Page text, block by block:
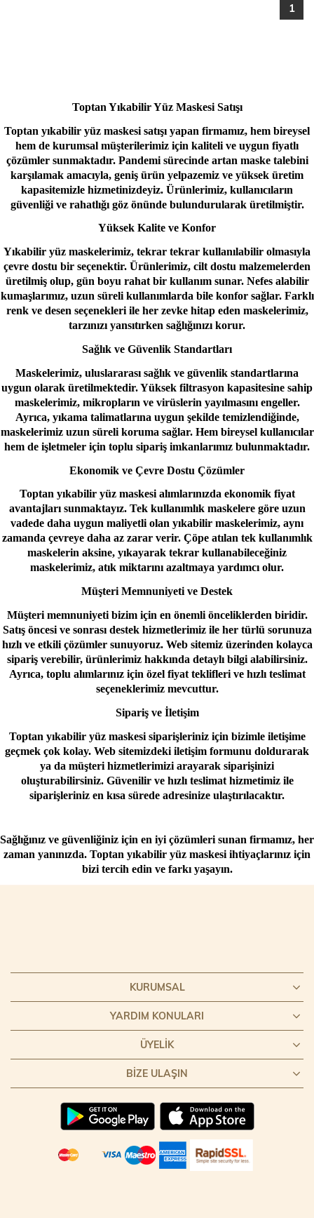
1
Toptan Yıkabilir Yüz Maskesi Satışı
Toptan yıkabilir yüz maskesi satışı yapan firmamız, hem bireysel
hem de kurumsal müşterilerimiz için kaliteli ve uygun fiyatlı
çözümler sunmaktadır. Pandemi sürecinde artan maske talebini
karşılamak amacıyla, geniş ürün yelpazemiz ve yüksek üretim
kapasitemizle hizmetinizdeyiz. Ürünlerimiz, kullanıcıların
güvenliği ve rahatlığı göz önünde bulundurularak üretilmiştir.
Yüksek Kalite ve Konfor
Yıkabilir yüz maskelerimiz, tekrar tekrar kullanılabilir olmasıyla
çevre dostu bir seçenektir. Ürünlerimiz, cilt dostu malzemelerden
üretilmiş olup, gün boyu rahat bir kullanım sunar. Nefes alabilir
kumaşlarımız, uzun süreli kullanımlarda bile konfor sağlar. Farklı
renk ve desen seçenekleri ile her zevke hitap eden maskelerimiz,
tarzınızı yansıtırken sağlığınızı korur.
Sağlık ve Güvenlik Standartları
Maskelerimiz, uluslararası sağlık ve güvenlik standartlarına
uygun olarak üretilmektedir. Yüksek filtrasyon kapasitesine sahip
maskelerimiz, mikropların ve virüslerin yayılmasını engeller.
Ayrıca, yıkama talimatlarına uygun şekilde temizlendiğinde,
maskelerimiz uzun süreli koruma sağlar. Hem bireysel kullanıcılar
hem de işletmeler için toplu sipariş imkanlarımız bulunmaktadır.
Ekonomik ve Çevre Dostu Çözümler
Toptan yıkabilir yüz maskesi alımlarınızda ekonomik fiyat
avantajları sunmaktayız. Tek kullanımlık maskelere göre uzun
vadede daha uygun maliyetli olan yıkabilir maskelerimiz, aynı
zamanda çevreye daha az zarar verir. Çöpe atılan tek kullanımlık
maskelerin aksine, yıkayarak tekrar kullanabileceğiniz
maskelerimiz, atık miktarını azaltmaya yardımcı olur.
Müşteri Memnuniyeti ve Destek
Müşteri memnuniyeti bizim için en önemli önceliklerden biridir.
Satış öncesi ve sonrası destek hizmetlerimiz ile her türlü sorunuza
hızlı ve etkili çözümler sunuyoruz. Web sitemiz üzerinden kolayca
sipariş verebilir, ürünlerimiz hakkında detaylı bilgi alabilirsiniz.
Ayrıca, toplu alımlarınız için özel fiyat teklifleri ve hızlı teslimat
seçeneklerimiz mevcuttur.
Sipariş ve İletişim
Toptan yıkabilir yüz maskesi siparişleriniz için bizimle iletişime
geçmek çok kolay. Web sitemizdeki iletişim formunu doldurarak
ya da müşteri hizmetlerimizi arayarak siparişinizi
oluşturabilirsiniz. Güvenilir ve hızlı teslimat hizmetimiz ile
siparişleriniz en kısa sürede adresinize ulaştırılacaktır.
Sağlığınız ve güvenliğiniz için en iyi çözümleri sunan firmamız, her
zaman yanınızda. Toptan yıkabilir yüz maskesi ihtiyaçlarınız için
bizi tercih edin ve farkı yaşayın.
KURUMSAL
YARDIM KONULARI
ÜYELIK
BIZE ULAŞIN